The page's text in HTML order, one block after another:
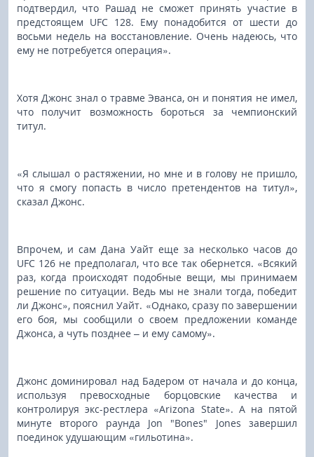
подтвердил, что Рашад не сможет принять участие в
предстоящем UFC 128. Ему понадобится от шести до
восьми недель на восстановление. Очень надеюсь, что
ему не потребуется операция».
Хотя Джонс знал о травме Эванса, он и понятия не имел,
что получит возможность бороться за чемпионский
титул.
«Я слышал о растяжении, но мне и в голову не пришло,
что я смогу попасть в число претендентов на титул»,
сказал Джонс.
Впрочем, и сам Дана Уайт еще за несколько часов до
UFC 126 не предполагал, что все так обернется. «Всякий
раз, когда происходят подобные вещи, мы принимаем
решение по ситуации. Ведь мы не знали тогда, победит
ли Джонс», пояснил Уайт. «Однако, сразу по завершении
его боя, мы сообщили о своем предложении команде
Джонса, а чуть позднее – и ему самому».
Джонс доминировал над Бадером от начала и до конца,
используя превосходные борцовские качества и
контролируя экс-рестлера «Arizona State». А на пятой
минуте второго раунда Jon "Bones" Jones завершил
поединок удушающим «гильотина».